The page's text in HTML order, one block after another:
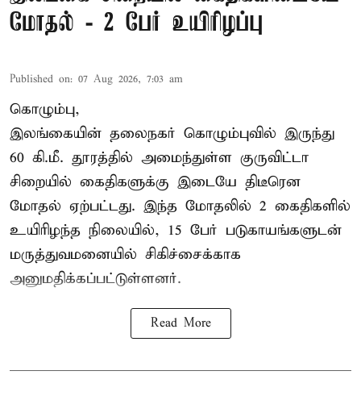
மோதல் - 2 பேர் உயிரிழப்பு
Published on: 07 Aug 2026, 7:03 am
கொழும்பு,
இலங்கையின் தலைநகர் கொழும்புவில் இருந்து
60 கி.மீ. தூரத்தில் அமைந்துள்ள குருவிட்டா
சிறையில் கைதிகளுக்கு இடையே திடீரென
மோதல் ஏற்பட்டது. இந்த மோதலில் 2 கைதிகளில்
உயிரிழந்த நிலையில், 15 பேர் படுகாயங்களுடன்
மருத்துவமனையில் சிகிச்சைக்காக
அனுமதிக்கப்பட்டுள்ளனர்.
Read More